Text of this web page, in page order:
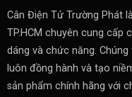
Cân Điện Tử Trường Phát
TP.HCM chuyên cung cấp
dáng và chức năng.
luôn đồng hành và tạo
sản phẩm chính hãng với